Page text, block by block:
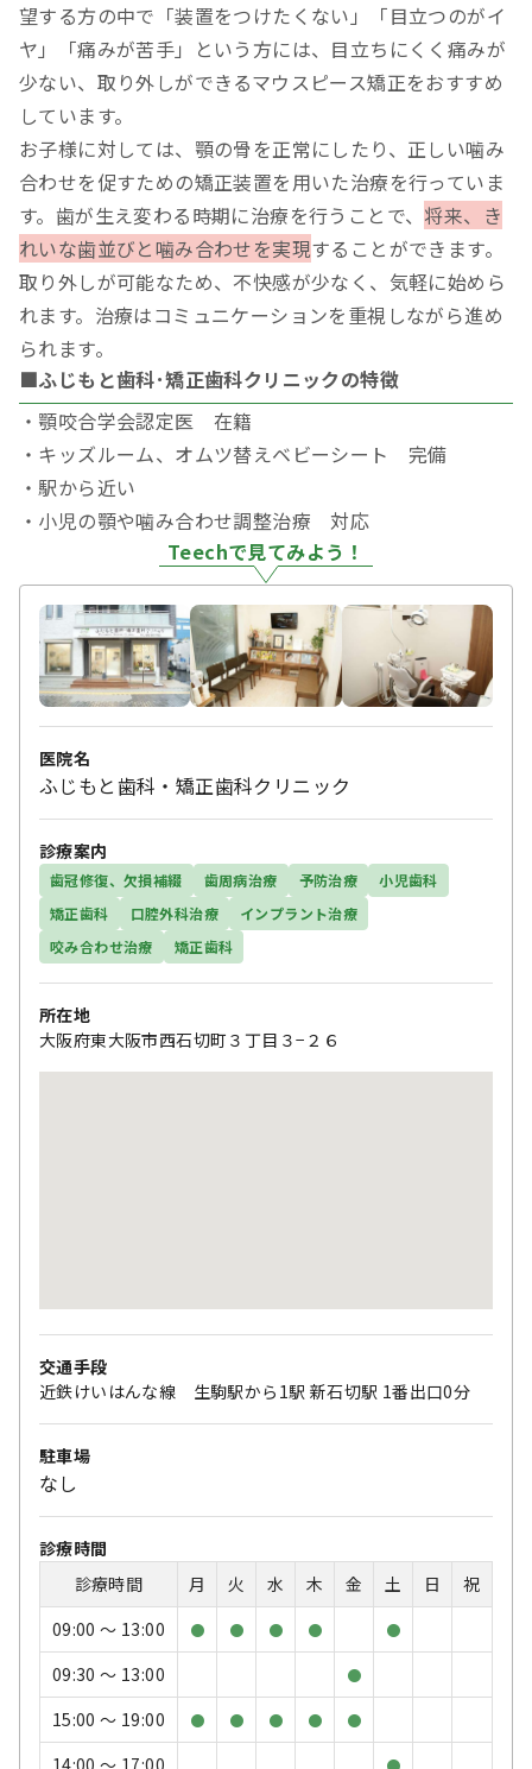
望する方の中で「装置をつけたくない」「目立つのがイ
ヤ」「痛みが苦手」という方には、目立ちにくく痛みが
少ない、取り外しができるマウスピース矯正をおすすめ
しています。
お子様に対しては、顎の骨を正常にしたり、正しい噛み
合わせを促すための矯正装置を用いた治療を行っていま
す。歯が生え変わる時期に治療を行うことで、 将来、き
れいな歯並びと噛み合わせを実現することができます。
取り外しが可能なため、不快感が少なく、気軽に始めら
れます。治療はコミュニケーションを重視しながら進め
られます。
■ふじもと歯科･矯正歯科クリニックの特徴
・顎咬合学会認定医 在籍
・キッズルーム、オムツ替えベビーシート 完備
・駅から近い
・小児の顎や噛み合わせ調整治療 対応
Teechで見てみよう！
医院名
ふじもと歯科・矯正歯科クリニック
診療案内
歯冠修復、欠損補綴 歯周病治療 予防治療
小児歯科
矯正歯科
口腔外科治療
インプラント治療
咬み合わせ治療
矯正歯科
所在地
大阪府東大阪市西石切町３丁目３−２６
交通手段
近鉄けいはんな線 生駒駅から1駅 新石切駅 1番出口0分
駐車場
なし
診療時間
診療時間
月 火 水 木 金 土 日
祝
09:00 〜 13:00
● ● ● ● ●
09:30 〜 13:00 ●
15:00 〜 19:00 ● ● ● ● ●
14:00 〜 17:00